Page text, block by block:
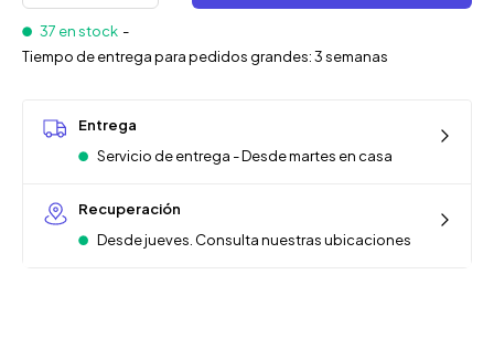
37 en stock -
Tiempo de entrega para pedidos grandes: 3 semanas
Entrega
Servicio de entrega - Desde martes en casa
Recuperación
Desde jueves. Consulta nuestras ubicaciones